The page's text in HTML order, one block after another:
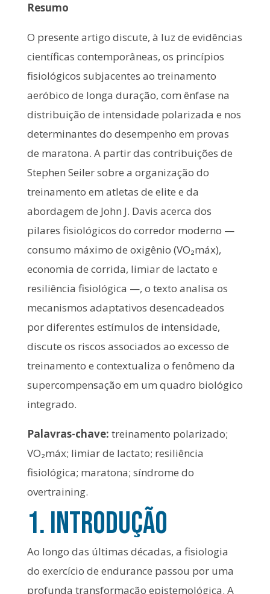
Resumo
O presente artigo discute, à luz de evidências
científicas contemporâneas, os princípios
fisiológicos subjacentes ao treinamento
aeróbico de longa duração, com ênfase na
distribuição de intensidade polarizada e nos
determinantes do desempenho em provas
de maratona. A partir das contribuições de
Stephen Seiler sobre a organização do
treinamento em atletas de elite e da
abordagem de John J. Davis acerca dos
pilares fisiológicos do corredor moderno —
consumo máximo de oxigênio (VO₂máx),
economia de corrida, limiar de lactato e
resiliência fisiológica —, o texto analisa os
mecanismos adaptativos desencadeados
por diferentes estímulos de intensidade,
discute os riscos associados ao excesso de
treinamento e contextualiza o fenômeno da
supercompensação em um quadro biológico
integrado.
Palavras-chave: treinamento polarizado;
VO₂máx; limiar de lactato; resiliência
fisiológica; maratona; síndrome do
overtraining.
1. Introdução
Ao longo das últimas décadas, a fisiologia
do exercício de endurance passou por uma
profunda transformação epistemológica. A